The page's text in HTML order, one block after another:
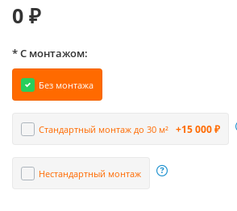
0 ₽
* С монтажом:
Без монтажа
Стандартный монтаж до 30 м² +15 000 ₽
Нестандартный монтаж